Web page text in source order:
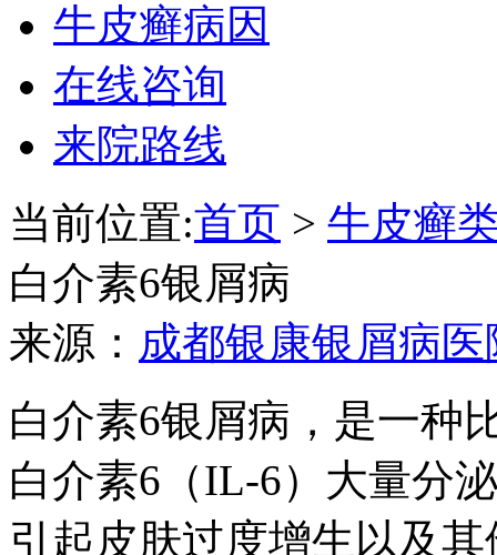
牛皮癣病因
在线咨询
来院路线
当前位置:首页 > 牛皮癣
白介素6银屑病
来源： 成都银康银屑病医
白介素6银屑病，是一种
白介素6（IL-6）大量分
引起皮肤过度增生以及